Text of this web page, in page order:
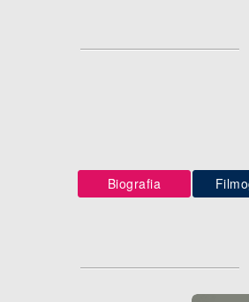
Biografia